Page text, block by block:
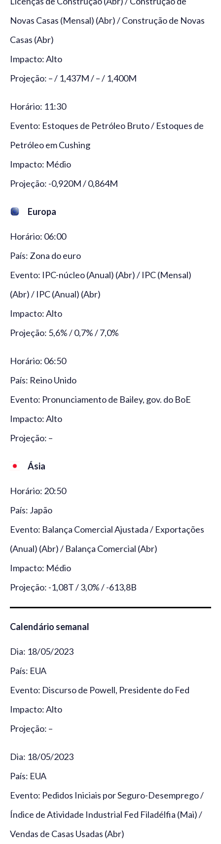
Novas Casas (Mensal) (Abr) / Construção de Novas
Casas (Abr)
Impacto: Alto
Projeção: – / 1,437M / – / 1,400M
Horário: 11:30
Evento: Estoques de Petróleo Bruto / Estoques de
Petróleo em Cushing
Impacto: Médio
Projeção: -0,920M / 0,864M
Europa
Horário: 06:00
País: Zona do euro
Evento: IPC-núcleo (Anual) (Abr) / IPC (Mensal)
(Abr) / IPC (Anual) (Abr)
Impacto: Alto
Projeção: 5,6% / 0,7% / 7,0%
Horário: 06:50
País: Reino Unido
Evento: Pronunciamento de Bailey, gov. do BoE
Impacto: Alto
Projeção: –
Ásia
Horário: 20:50
País: Japão
Evento: Balança Comercial Ajustada / Exportações
(Anual) (Abr) / Balança Comercial (Abr)
Impacto: Médio
Projeção: -1,08T / 3,0% / -613,8B
Calendário semanal
Dia: 18/05/2023
País: EUA
Evento: Discurso de Powell, Presidente do Fed
Impacto: Alto
Projeção: –
Dia: 18/05/2023
País: EUA
Evento: Pedidos Iniciais por Seguro-Desemprego /
Índice de Atividade Industrial Fed Filadélfia (Mai) /
Vendas de Casas Usadas (Abr)